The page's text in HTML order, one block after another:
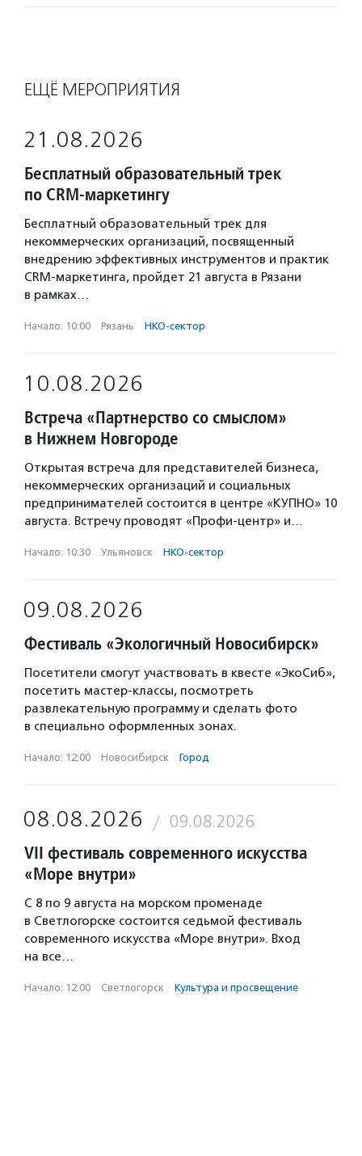
ЕЩЁ МЕРОПРИЯТИЯ
21.08.2026
Бесплатный образовательный трек
по CRM-маркетингу
Бесплатный образовательный трек для
некоммерческих организаций, посвященный
внедрению эффективных инструментов и практик
CRM-маркетинга, пройдет 21 августа в Рязани
в рамках…
Начало: 10:00 · Рязань · НКО-сектор
10.08.2026
Встреча «Партнерство со смыслом»
в Нижнем Новгороде
Открытая встреча для представителей бизнеса,
некоммерческих организаций и социальных
предпринимателей состоится в центре «КУПНО» 10
августа. Встречу проводят «Профи-центр» и…
Начало: 10:30 · Ульяновск · НКО-сектор
09.08.2026
Фестиваль «Экологичный Новосибирск»
Посетители смогут участвовать в квесте «ЭкоСиб»,
посетить мастер-классы, посмотреть
развлекательную программу и сделать фото
в специально оформленных зонах.
Начало: 12:00 · Новосибирск · Город
08.08.2026 09.08.2026
VII фестиваль современного искусства
«Море внутри»
С 8 по 9 августа на морском променаде
в Светлогорске состоится седьмой фестиваль
современного искусства «Море внутри». Вход
на все…
Начало: 12:00 · Светлогорск · Культура и просвещение